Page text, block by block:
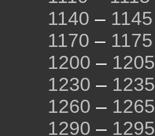
1140 – 1145
1170 – 1175
1200 – 1205
1230 – 1235
1260 – 1265
1290 – 1295